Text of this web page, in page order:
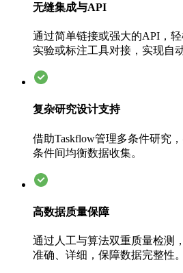
无缝集成与API
通过简单链接或强大的API，轻
实验或标注工具对接，实现自
复杂研究设计支持
借助Taskflow管理多条件研究
条件间均衡数据收集。
高数据质量保障
通过人工与算法双重质量检测
准确、详细，保障数据完整性。